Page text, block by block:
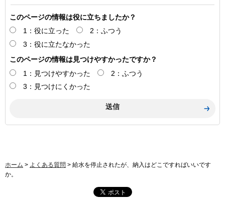
このページの情報は役に立ちましたか？
1：役に立った
2：ふつう
3：役に立たなかった
このページの情報は見つけやすかったですか？
1：見つけやすかった
2：ふつう
3：見つけにくかった
ホーム > よくある質問 > 給水を停止されたが、納入はどこですればいいです
か。